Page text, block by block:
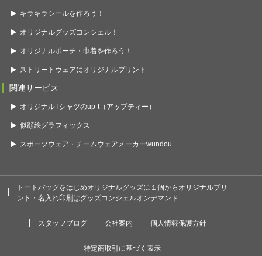
キラキラシールを作ろう！
オリジナルグッズコンシェル！
オリジナルポーチ・巾着を作ろう！
ストリートウェアにオリジナルプリント
関連サービス
オリジナルTシャツのup-t（アップティー）
似顔絵グラフィックス
スポーツウェア・チームウェアメーカーwundou
トートバッグをはじめオリジナルグッズに１個からオリジナルプリ
ント・名入れ印刷はグッズコンシェルオンデマンド
スタッフブログ 会社案内 個人情報保護方針
特定商取引に基づく表示